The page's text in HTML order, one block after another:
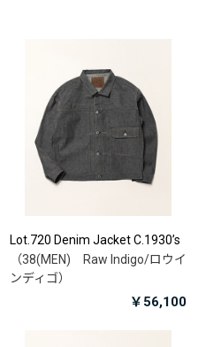
Lot.720 Denim Jacket C.1930’s
（38(MEN) Raw Indigo/ロウイ
ンディゴ）
￥56,100